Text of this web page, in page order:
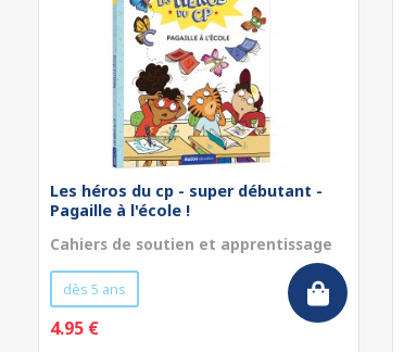
Les héros du cp - super débutant -
Pagaille à l'école !
Cahiers de soutien et apprentissage
dès 5 ans
4.95 €